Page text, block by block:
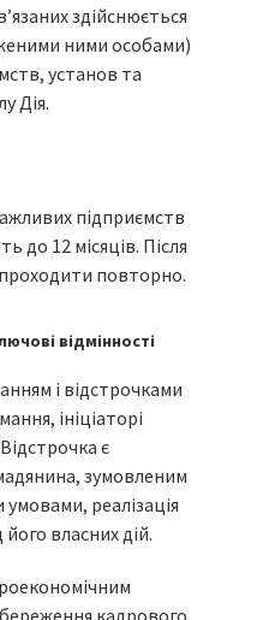
здійснюється
ними особами)
установ та
Дія.
підприємств
до 12 місяців. Після
повторно.
відмінності
і відстрочками
ініціаторі
є
зумовленим
реалізація
власних дій.